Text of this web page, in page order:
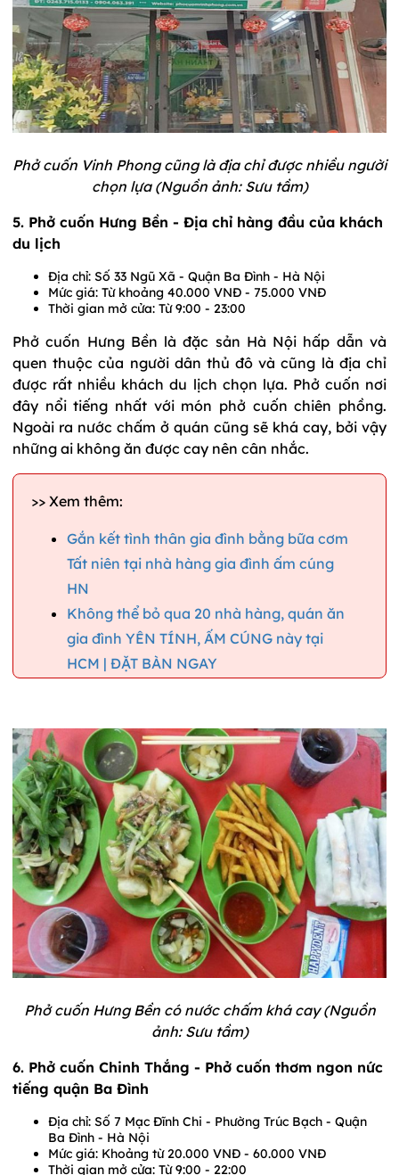
Phở cuốn Vinh Phong cũng là địa chỉ được nhiều người
chọn lựa (Nguồn ảnh: Sưu tầm)
5. Phở cuốn Hưng Bền - Địa chỉ hàng đầu của khách
du lịch
Địa chỉ: Số 33 Ngũ Xã - Quận Ba Đình - Hà Nội
Mức giá: Từ khoảng 40.000 VNĐ - 75.000 VNĐ
Thời gian mở cửa: Từ 9:00 - 23:00
Phở cuốn Hưng Bền là đặc sản Hà Nội hấp dẫn và
quen thuộc của người dân thủ đô và cũng là địa chỉ
được rất nhiều khách du lịch chọn lựa. Phở cuốn nơi
đây nổi tiếng nhất với món phở cuốn chiên phồng.
Ngoài ra nước chấm ở quán cũng sẽ khá cay, bởi vậy
những ai không ăn được cay nên cân nhắc.
>> Xem thêm:
Gắn kết tình thân gia đình bằng bữa cơm
Tất niên tại nhà hàng gia đình ấm cúng
HN
Không thể bỏ qua 20 nhà hàng, quán ăn
gia đình YÊN TÍNH, ẤM CÚNG này tại
HCM | ĐẶT BÀN NGAY
Phở cuốn Hưng Bền có nước chấm khá cay (Nguồn
ảnh: Sưu tầm)
6. Phở cuốn Chinh Thắng - Phở cuốn thơm ngon nức
tiếng quận Ba Đình
Địa chỉ: Số 7 Mạc Đĩnh Chi - Phường Trúc Bạch - Quận
Ba Đình - Hà Nội
Mức giá: Khoảng từ 20.000 VNĐ - 60.000 VNĐ
Thời gian mở cửa: Từ 9:00 - 22:00